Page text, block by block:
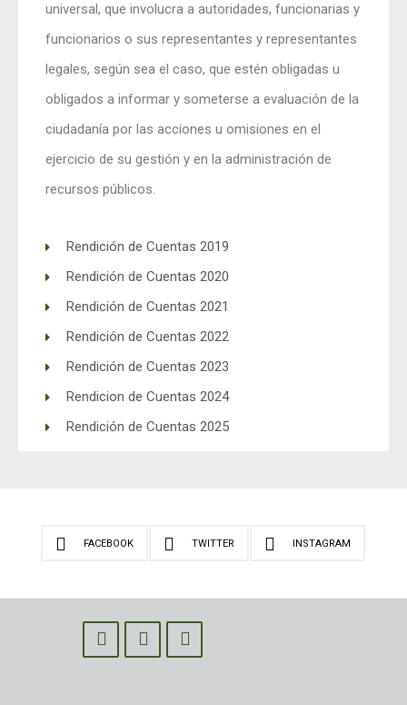
universal, que involucra a autoridades, funcionarias y
funcionarios o sus representantes y representantes
legales, según sea el caso, que estén obligadas u
obligados a informar y someterse a evaluación de la
ciudadanía por las acciones u omisiones en el
ejercicio de su gestión y en la administración de
recursos públicos.
Rendición de Cuentas 2019
Rendición de Cuentas 2020
Rendición de Cuentas 2021
Rendición de Cuentas 2022
Rendición de Cuentas 2023
Rendicion de Cuentas 2024
Rendición de Cuentas 2025
FACEBOOK TWITTER INSTAGRAM